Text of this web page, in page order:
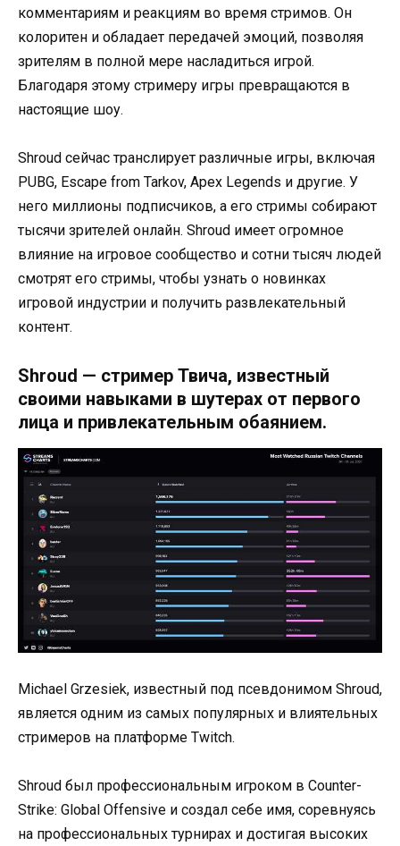
комментариям и реакциям во время стримов. Он
колоритен и обладает передачей эмоций, позволяя
зрителям в полной мере насладиться игрой.
Благодаря этому стримеру игры превращаются в
настоящие шоу.
Shroud сейчас транслирует различные игры, включая
PUBG, Escape from Tarkov, Apex Legends и другие. У
него миллионы подписчиков, а его стримы собирают
тысячи зрителей онлайн. Shroud имеет огромное
влияние на игровое сообщество и сотни тысяч людей
смотрят его стримы, чтобы узнать о новинках
игровой индустрии и получить развлекательный
контент.
Shroud — стример Твича, известный
своими навыками в шутерах от первого
лица и привлекательным обаянием.
Michael Grzesiek, известный под псевдонимом Shroud,
является одним из самых популярных и влиятельных
стримеров на платформе Twitch.
Shroud был профессиональным игроком в Counter-
Strike: Global Offensive и создал себе имя, соревнуясь
на профессиональных турнирах и достигая высоких